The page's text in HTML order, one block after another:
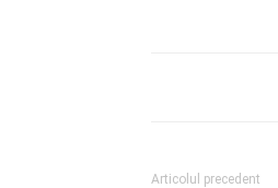
Articolul precedent